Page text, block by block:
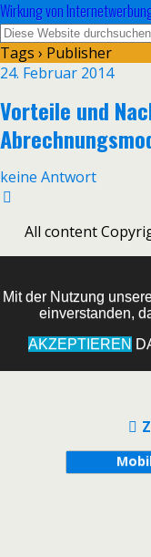
Wirkung von
Tags › Publisher
24. Februar 2014
Vorteile und
keine Antwort
All content
Mit der Nutzung
einverstanden,
AKZEPTIEREN